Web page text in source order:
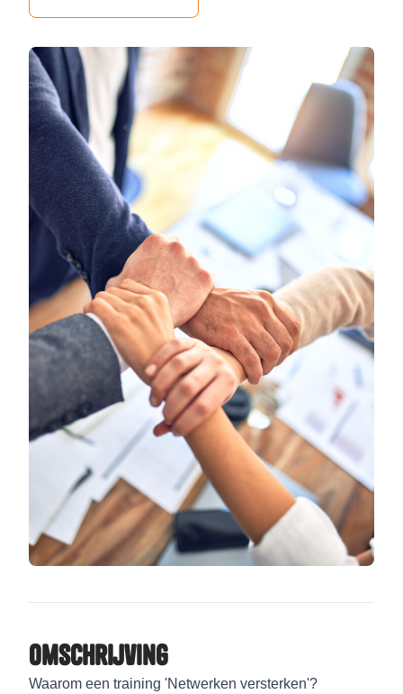
Omschrijving
Waarom een training 'Netwerken versterken'?